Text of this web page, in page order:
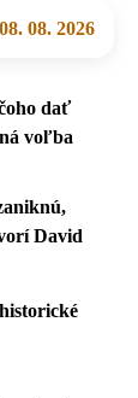
08. 08. 2026
dať
voľba
David